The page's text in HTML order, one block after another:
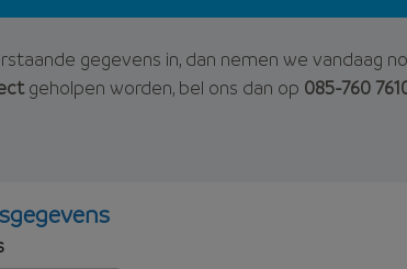
gegevens in, dan nemen we vandaag
geholpen worden, bel ons dan op 085-760